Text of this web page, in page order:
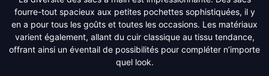
fourre-tout spacieux aux petites pochettes sophistiquées, il y
en a pour tous les goûts et toutes les occasions. Les matériaux
varient également, allant du cuir classique au tissu tendance,
offrant ainsi un éventail de possibilités pour compléter n’importe
quel look.